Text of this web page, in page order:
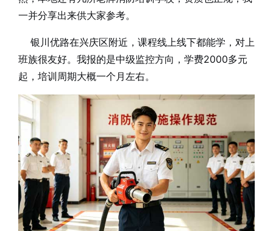
一并分享出来供大家参考。
银川优路在兴庆区附近，课程线上线下都能学，对上
班族很友好。我报的是中级监控方向，学费2000多元
起，培训周期大概一个月左右。